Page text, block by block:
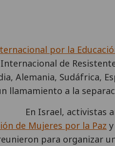
por la
de
Alemania, Sudáfrica,
llamamiento a la
En Israel, activistas
de Mujeres por la Paz
para organizar